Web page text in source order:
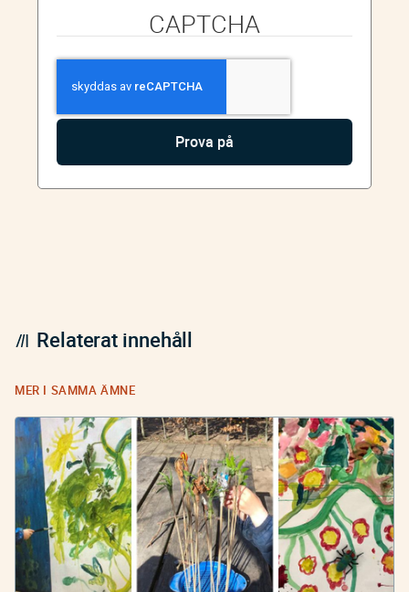
CAPTCHA
Relaterat innehåll
MER I SAMMA ÄMNE